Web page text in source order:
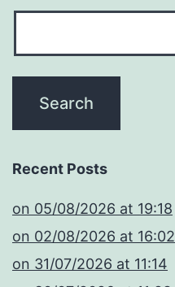
Recent Posts
​on 05/08/2026 at 19:18
​on 02/08/2026 at 16:02
​on 31/07/2026 at 11:14